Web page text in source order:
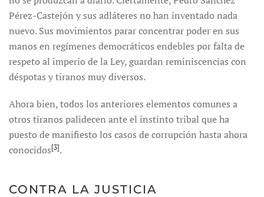
Pérez-Castejón y sus adláteres no han inventado nada
nuevo. Sus movimientos parar concentrar poder en sus
manos en regímenes democráticos endebles por falta de
respeto al imperio de la Ley, guardan reminiscencias con
déspotas y tiranos muy diversos.
Ahora bien, todos los anteriores elementos comunes a
otros tiranos palidecen ante el instinto tribal que ha
puesto de manifiesto los casos de corrupción hasta ahora
conocidos[3].
CONTRA LA JUSTICIA